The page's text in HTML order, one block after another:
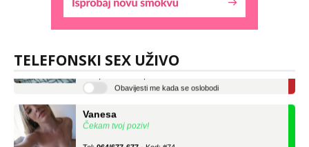
TELEFONSKI SEX UŽIVO
Tel:064/677-677 - Kod: #136
Obavijesti me kada se oslobodi
Čekam tvoj poziv!